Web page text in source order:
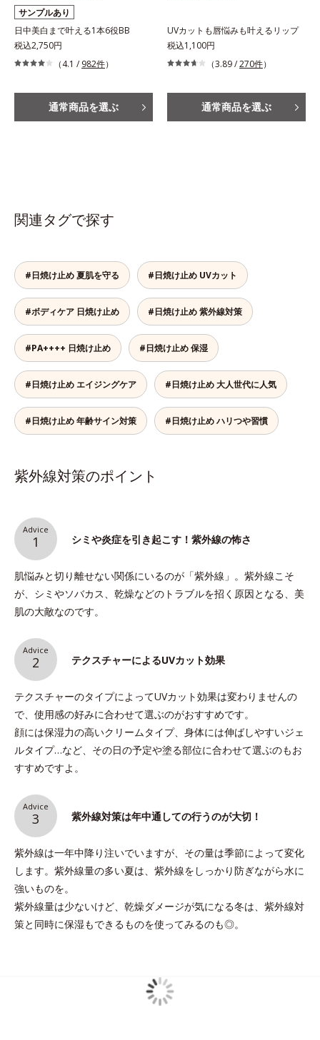
サンプルあり
日中美白まで叶える1本6役BB
税込2,750円
（4.1 / 982件）
通常商品を選ぶ
UVカットも唇悩みも叶えるリップ
税込1,100円
（3.89 /270件）
通常商品を選ぶ
関連タグで探す
#日焼け止め 夏肌を守る #日焼け止め UVカット
#ボディケア 日焼け止め #日焼け止め 紫外線対策
#PA++++ 日焼け止め #日焼け止め 保湿
#日焼け止め エイジングケア #日焼け止め 大人世代に人気
#日焼け止め 年齢サイン対策 #日焼け止め ハリつや習慣
紫外線対策のポイント
Advice
1 シミや炎症を引き起こす！紫外線の怖さ
肌悩みと切り離せない関係にいるのが「紫外線」。紫外線こそ
が、シミやソバカス、乾燥などのトラブルを招く原因となる、美
肌の大敵なのです。
Advice
2 テクスチャーによるUVカット効果
テクスチャーのタイプによってUVカット効果は変わりませんの
で、使用感の好みに合わせて選ぶのがおすすめです。
顔には保湿力の高いクリームタイプ、身体には伸ばしやすいジェ
ルタイプ…など、その日の予定や塗る部位に合わせて選ぶのもお
すすめですよ。
Advice
3 紫外線対策は年中通しての行うのが大切！
紫外線は一年中降り注いでいますが、その量は季節によって変化
します。紫外線量の多い夏は、紫外線をしっかり防ぎながら水に
強いものを。
紫外線量は少ないけど、乾燥ダメージが気になる冬は、紫外線対
策と同時に保湿もできるものを使ってみるのも◎。